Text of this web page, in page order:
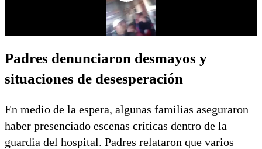
Padres denunciaron desmayos y
situaciones de desesperación
En medio de la espera, algunas familias aseguraron
haber presenciado escenas críticas dentro de la
guardia del hospital. Padres relataron que varios